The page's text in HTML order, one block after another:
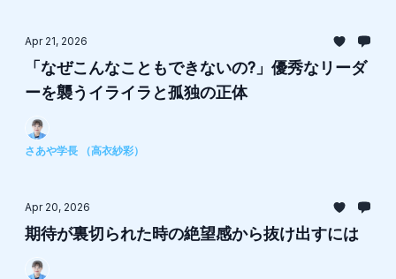
Apr 21, 2026
「なぜこんなこともできないの?」優秀なリーダ
ーを襲うイライラと孤独の正体
さあや学長 （高衣紗彩）
Apr 20, 2026
期待が裏切られた時の絶望感から抜け出すには